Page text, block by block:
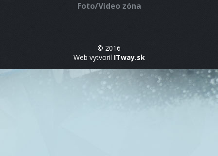
Foto/Video zóna
© 2016
Web vytvoril ITway.sk